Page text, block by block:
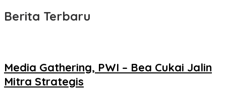
Berita Terbaru
Media Gathering, PWI – Bea Cukai Jalin
Mitra Strategis